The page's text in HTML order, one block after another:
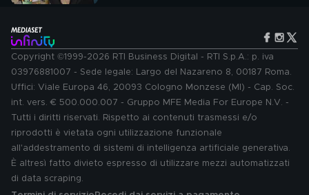
Copyright ©1999-2026 RTI Business Digital - RTI S.p.A.: p. iva
03976881007 - Sede legale: Largo del Nazareno 8, 00187 Roma.
Uffici: Viale Europa 46, 20093 Cologno Monzese (MI) - Cap. Soc.
int. vers. € 500.000.007 - Gruppo MFE Media For Europe N.V. -
Tutti i diritti riservati. Rispetto ai contenuti trasmessi e/o
riprodotti è vietata ogni utilizzazione funzionale
all'addestramento di sistemi di intelligenza artificiale generativa.
È altresì fatto divieto espresso di utilizzare mezzi automatizzati
di data scraping.